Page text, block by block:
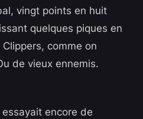
vingt points en huit
quelques piques en
comme on
de vieux ennemis.
encore de